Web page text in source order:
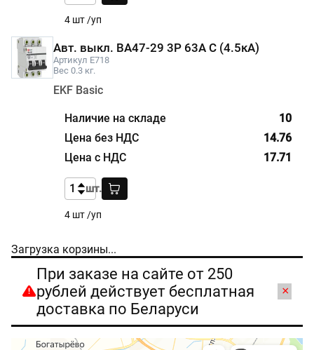
4 шт /уп
Авт. выкл. ВА47-29 3P 63А С (4.5кА)
Артикул E718
Вес 0.3 кг.
EKF Basic
10
4 шт /уп
14.76
17.71
шт.
Загрузка корзины...
При заказе на сайте от 250
рублей действует бесплатная
доставка по Беларуси
×